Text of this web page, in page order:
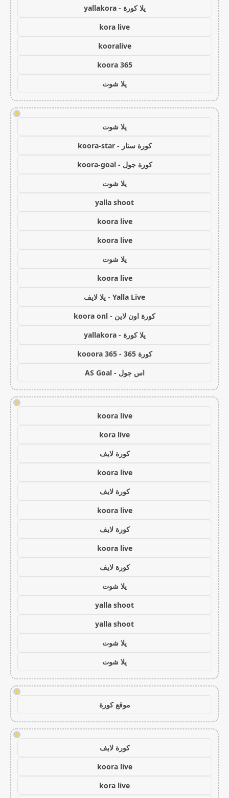
يلا كورة - yallakora
kora live
kooralive
koora 365
يلا شوت
!
يلا شوت
كورة ستار - koora-star
كورة جول - koora-goal
يلا شوت
yalla shoot
koora live
koora live
يلا شوت
koora live
Yalla Live - يلا لايف
كورة اون لاين - koora onl
يلا كورة - yallakora
كورة 365 - kooora 365
اس جول - AS Goal
!
koora live
kora live
كورة لايف
koora live
كورة لايف
koora live
كورة لايف
koora live
كورة لايف
يلا شوت
yalla shoot
yalla shoot
يلا شوت
يلا شوت
!
موقع كورة
!
كورة لايف
koora live
kora live